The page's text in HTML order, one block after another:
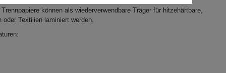
können als wiederverwendbare Träger für hitzehärtbare,
Textilien laminiert werden.